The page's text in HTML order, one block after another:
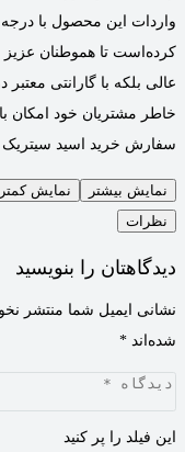
واردات این محصول با درجه
کرده‌است تا هموطنان عزیز
عالی بلکه با گارانتی
خاطر مشتریان خود امکان
سفارش خرید اسید سیتریک
نمایش بیشتر
نمایش کمتر
نظرات
دیدگاهتان را بنویسید
نشانی ایمیل شما منتشر
شده‌اند *
این فیلد را پر کنید